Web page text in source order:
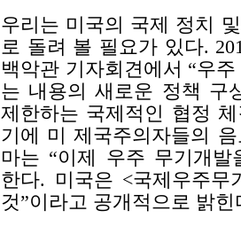
우리는 미국의 국제 정치
로 돌려 볼 필요가 있다.
백악관 기자회견에서 “우
는 내용의 새로운 정책 구
제한하는 국제적인 협정
기에 미 제국주의자들의
마는 “이제 우주 무기개
한다. 미국은 <국제우주
것”이라고 공개적으로 밝힌